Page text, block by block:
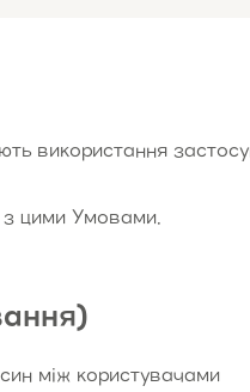
використання
з цими Умовами.
між користувачами